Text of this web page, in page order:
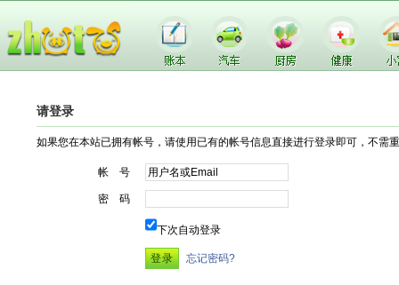
请登录
如果您在本站已拥有帐号，请使用已有的帐号信息直接进行登录即可，不需
帐 号
密 码
下次自动登录
忘记密码?